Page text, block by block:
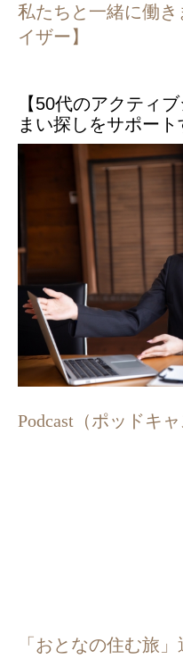
私たちと一緒に働
イザー】
【50代のアクティ
まい探しをサポート
Podcast（ポッドキ
「おとなの住む旅